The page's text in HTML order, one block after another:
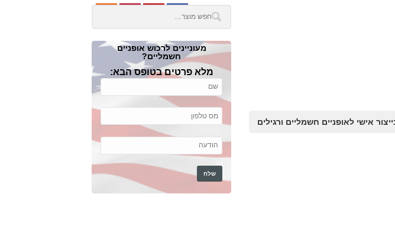
אישי לאופניים חשמליים ורגילים
מעוניינים לרכוש אופניים
חשמליים?
מלא פרטים בטופס הבא: